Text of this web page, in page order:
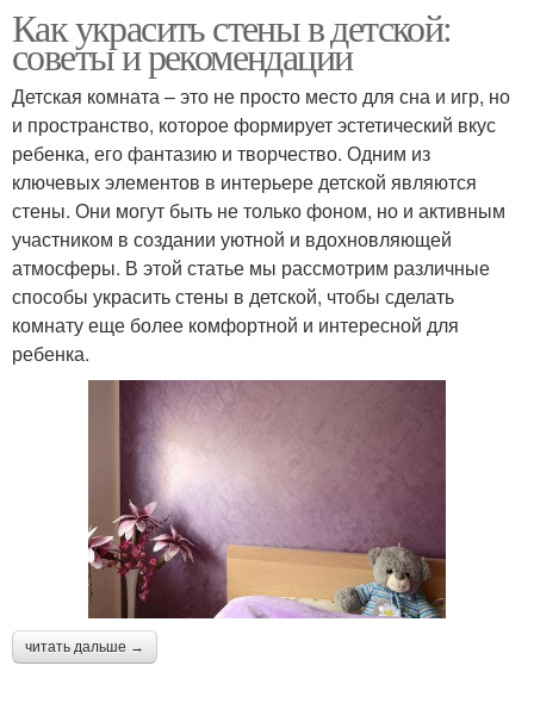
Как украсить стены в детской:
советы и рекомендации
Детская комната – это не просто место для сна и игр, но
и пространство, которое формирует эстетический вкус
ребенка, его фантазию и творчество. Одним из
ключевых элементов в интерьере детской являются
стены. Они могут быть не только фоном, но и активным
участником в создании уютной и вдохновляющей
атмосферы. В этой статье мы рассмотрим различные
способы украсить стены в детской, чтобы сделать
комнату еще более комфортной и интересной для
ребенка.
читать дальше →